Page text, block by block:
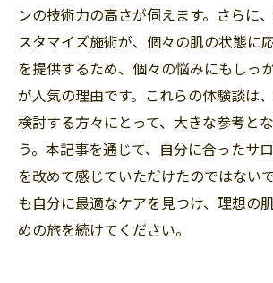
ンの技術力の高さが伺えます。さらに
スタマイズ施術が、個々の肌の状態に
を提供するため、個々の悩みにもしっ
が人気の理由です。これらの体験談は
検討する方々にとって、大きな参考と
う。本記事を通じて、自分に合ったサ
を改めて感じていただけたのではない
も自分に最適なケアを見つけ、理想の
めの旅を続けてください。